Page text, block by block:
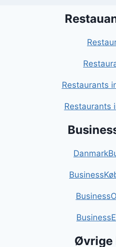
Restaurants
Restaurants
Øvrige